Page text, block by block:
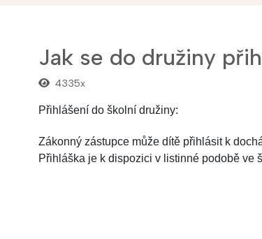
Jak se do družiny
4335x
Přihlášení do školní družiny:
Zákonný zástupce může dítě přihlásit k
Přihláška je k dispozici v listinné podobě ve